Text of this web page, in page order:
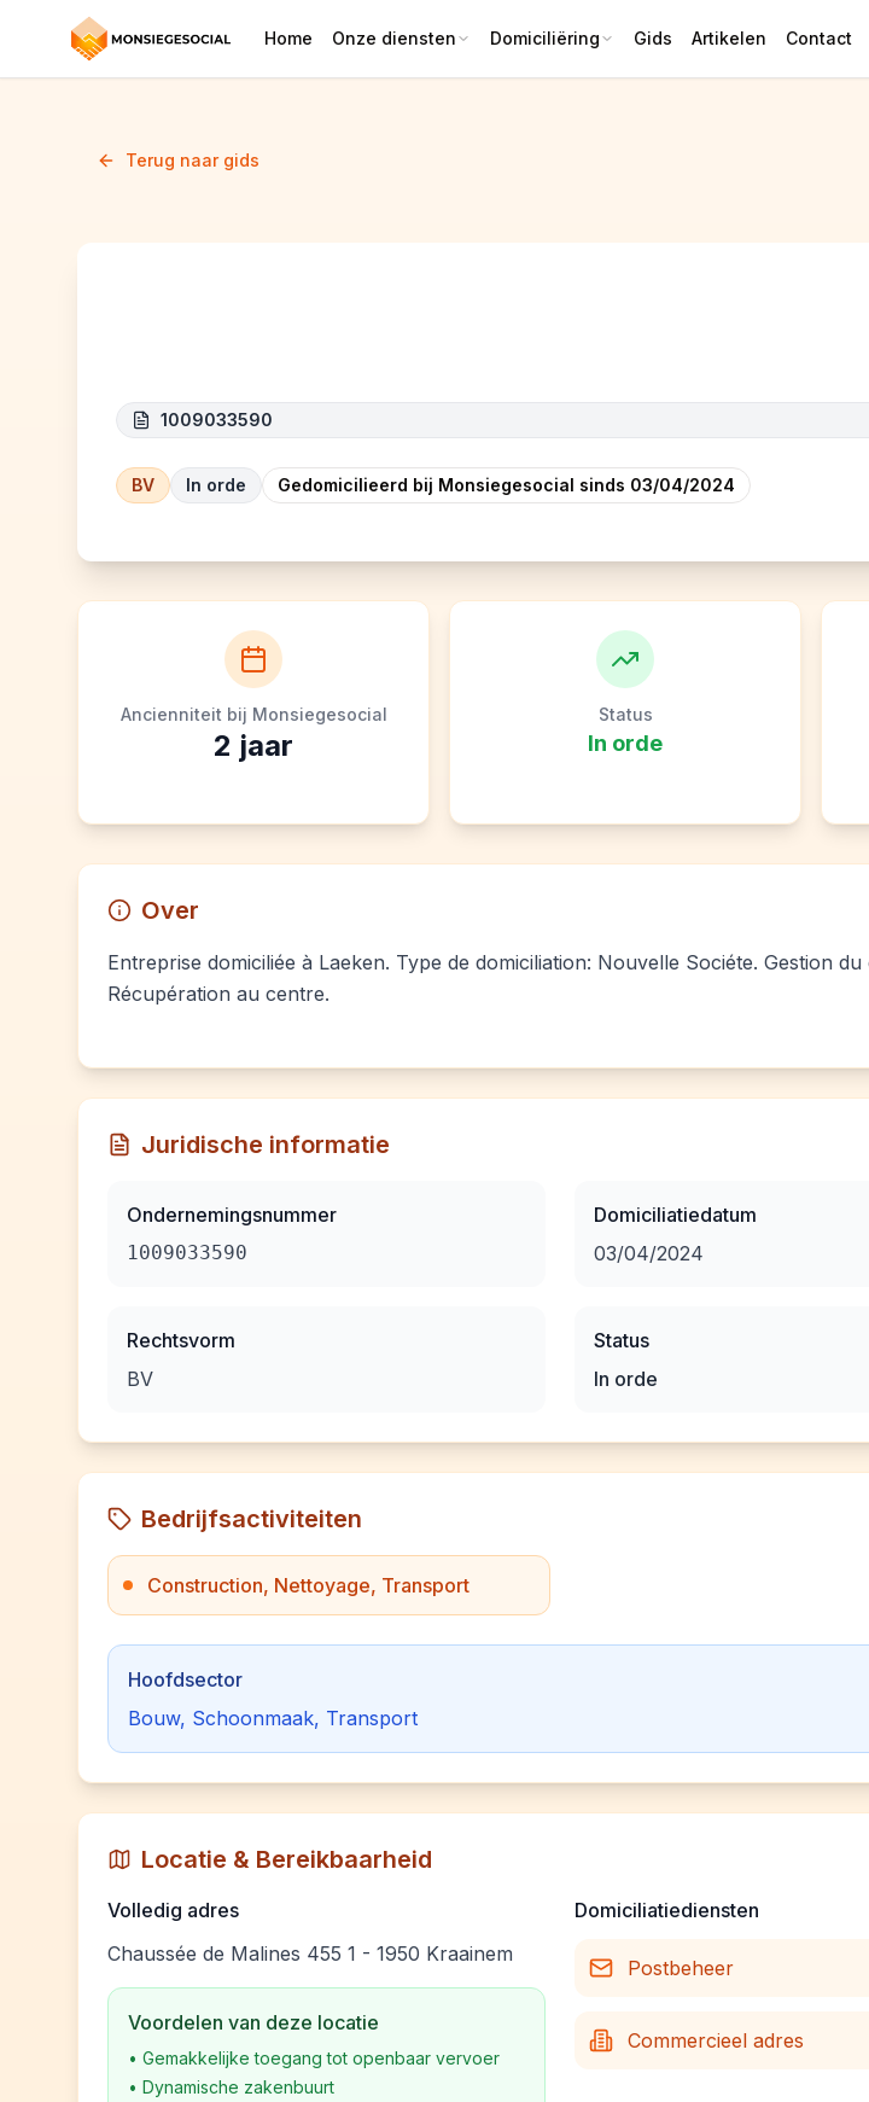
Home Onze diensten Domiciliëring Gids Artikelen Contact
Terug naar gids
1009033590
BV In orde Gedomicilieerd bij Monsiegesocial sinds 03/04/2024
Ancienniteit bij Monsiegesocial
2 jaar
Status
In orde
Over
Entreprise domiciliée à Laeken. Type de domiciliation: Nouvelle Sociéte. Gestion
Récupération au centre.
Juridische informatie
Ondernemingsnummer
1009033590
Rechtsvorm
BV
Domiciliatiedatum
03/04/2024
Status
In orde
Bedrijfsactiviteiten
Construction, Nettoyage, Transport
Hoofdsector
Bouw, Schoonmaak, Transport
Locatie & Bereikbaarheid
Volledig adres
Chaussée de Malines 455 1 - 1950 Kraainem
Voordelen van deze locatie
• Gemakkelijke toegang tot openbaar vervoer
• Dynamische zakenbuurt
Domiciliatiediensten
Postbeheer
Commercieel adres